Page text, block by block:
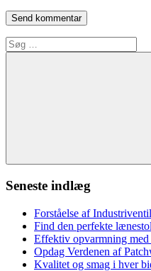
Søg
efter:
Søg
Seneste indlæg
Forståelse af
Find den perfekte
Effektiv opvarmning med
Opdag Verdenen af
Kvalitet og smag i hver